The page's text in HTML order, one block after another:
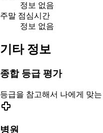
정보 없음
주말 점심시간
정보 없음
기타 정보
종합 등급 평가
등급을 참고해서 나에게 맞
병원